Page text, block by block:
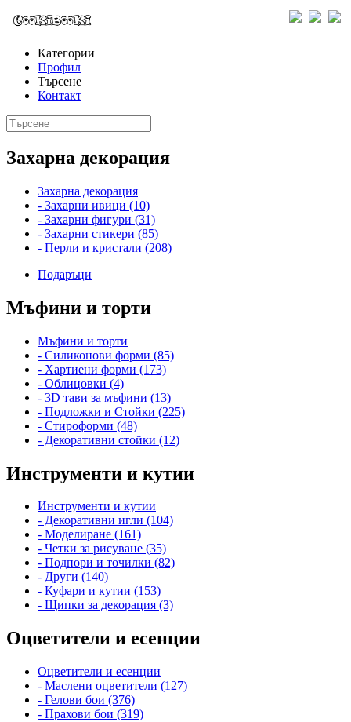
Категории
Профил
Търсене
Контакт
Захарна декорация
Захарна декорация
- Захарни ивици (10)
- Захарни фигури (31)
- Захарни стикери (85)
- Перли и кристали (208)
Подаръци
Мъфини и торти
Мъфини и торти
- Силиконови форми (85)
- Хартиени форми (173)
- Облицовки (4)
- 3D тави за мъфини (13)
- Подложки и Стойки (225)
- Стироформи (48)
- Декоративни стойки (12)
Инструменти и кутии
Инструменти и кутии
- Декоративни игли (104)
- Моделиране (161)
- Четки за рисуване (35)
- Подпори и точилки (82)
- Други (140)
- Куфари и кутии (153)
- Щипки за декорация (3)
Оцветители и есенции
Оцветители и есенции
- Маслени оцветители (127)
- Гелови бои (376)
- Прахови бои (319)